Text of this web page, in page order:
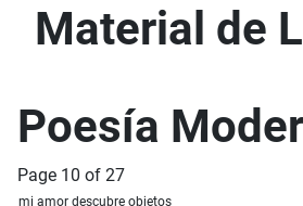
Material de
Poesía
Page 10 of 27
mi amor descubre objetos